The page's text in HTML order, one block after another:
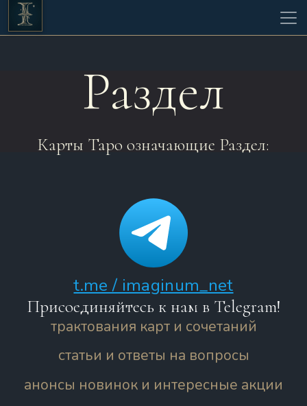
Раздел
Карты Таро означающие Раздел:
t.me / imaginum_net
Присоединяйтесь к нам в Telegram!
трактования карт и сочетаний
статьи и ответы на вопросы
анонсы новинок и интересные акции